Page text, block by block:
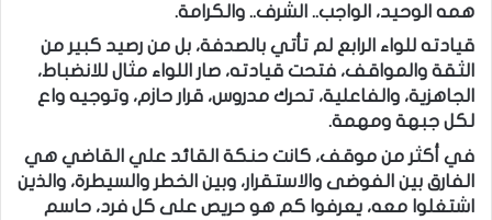
همه الوحيد، الواجب.. الشرف.. والكرامة.
قيادته للواء الرابع لم تأتي بالصدفة، بل من رصيد كبير من
الثقة والمواقف، فتحت قيادته، صار اللواء مثال للانضباط،
الجاهزية، والفاعلية، تحرك مدروس، قرار حازم، وتوجيه واع
لكل جبهة ومهمة.
في أكثر من موقف، كانت حنكة القائد علي القاضي هي
الفارق بين الفوضى والاستقرار، وبين الخطر والسيطرة، والذين
اشتغلوا معه، يعرفوا كم هو حريص على كل فرد، حاسم